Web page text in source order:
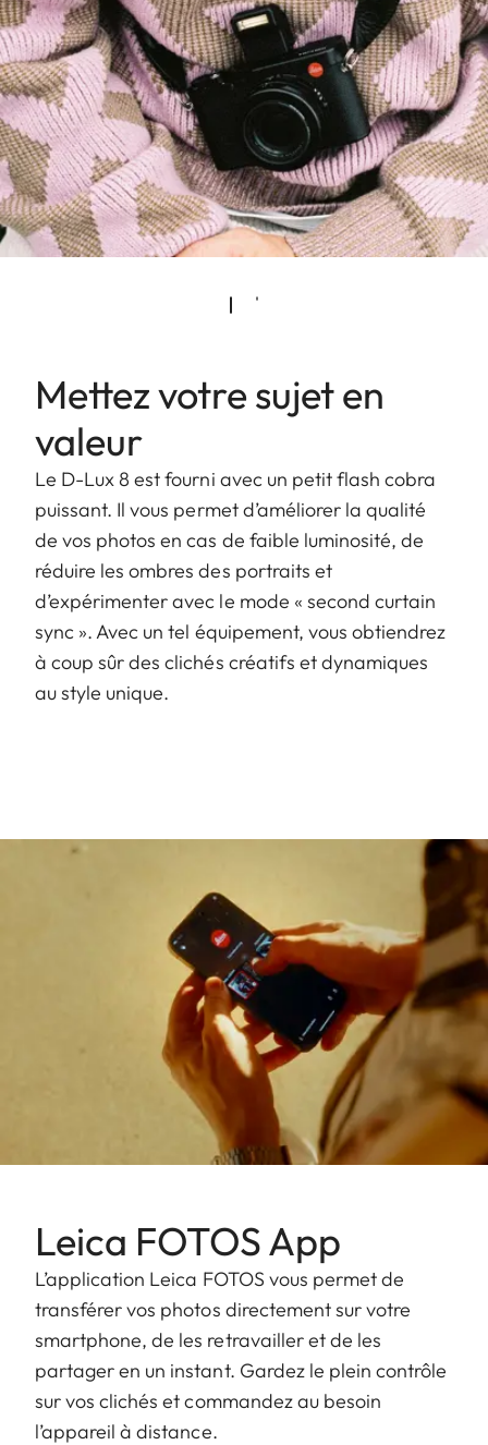
Mettez votre sujet en
valeur
Le D-Lux 8 est fourni avec un petit flash cobra
puissant. Il vous permet d’améliorer la qualité
de vos photos en cas de faible luminosité, de
réduire les ombres des portraits et
d’expérimenter avec le mode « second curtain
sync ». Avec un tel équipement, vous obtiendrez
à coup sûr des clichés créatifs et dynamiques
au style unique.
Leica FOTOS App
L’application Leica FOTOS vous permet de
transférer vos photos directement sur votre
smartphone, de les retravailler et de les
partager en un instant. Gardez le plein contrôle
sur vos clichés et commandez au besoin
l’appareil à distance.